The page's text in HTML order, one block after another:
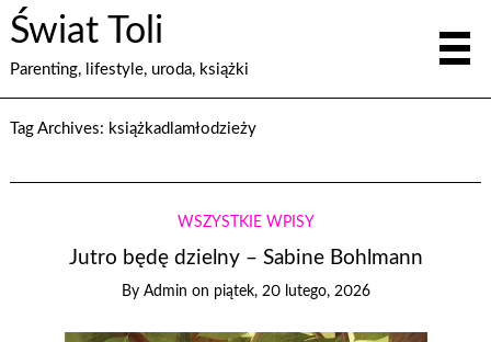
Świat Toli
Parenting, lifestyle, uroda, książki
Tag Archives: książkadlamłodzieży
WSZYSTKIE WPISY
Jutro będę dzielny – Sabine Bohlmann
By Admin on piątek, 20 lutego, 2026